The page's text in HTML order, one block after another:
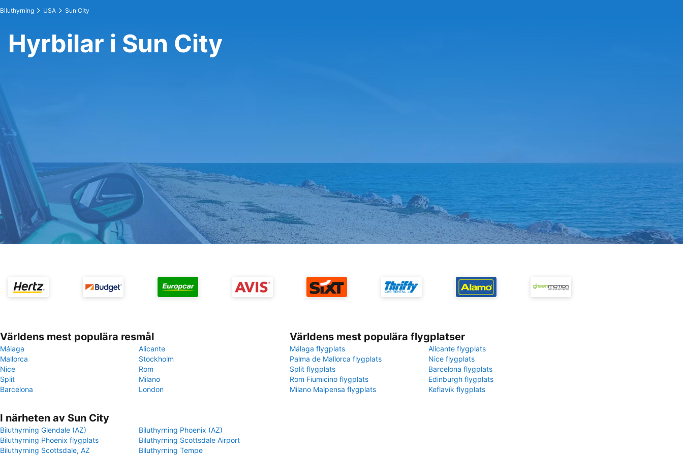
Biluthyrning USA Sun City
Hyrbilar i Sun City
Världens mest populära resmål
Málaga
Alicante
Mallorca
Stockholm
Nice
Rom
Split
Milano
Barcelona
London
Världens mest populära flygplatser
Málaga flygplats
Alicante flygplats
Palma de Mallorca flygplats
Nice flygplats
Split flygplats
Barcelona flygplats
Rom Fiumicino flygplats
Edinburgh flygplats
Milano Malpensa flygplats
Keflavík flygplats
I närheten av Sun City
Biluthyrning Glendale (AZ)
Biluthyrning Phoenix (AZ)
Biluthyrning Phoenix flygplats
Biluthyrning Scottsdale Airport
Biluthyrning Scottsdale, AZ
Biluthyrning Tempe